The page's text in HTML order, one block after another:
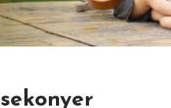
sekonyer